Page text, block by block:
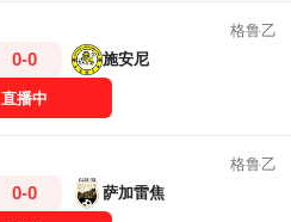
格鲁乙
0-0 施安尼
直播中
格鲁乙
0-0 萨加雷焦